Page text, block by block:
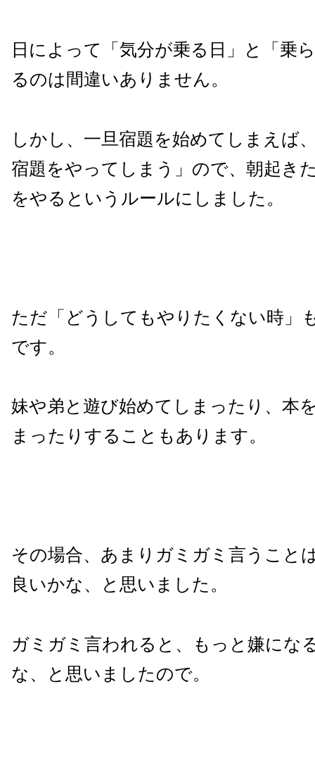
日によって「気分が乗る日」と「乗
るのは間違いありません。
しかし、一旦宿題を始めてしまえば
宿題をやってしまう」ので、朝起き
をやるというルールにしました。
ただ「どうしてもやりたくない時」
です。
妹や弟と遊び始めてしまったり、本
まったりすることもあります。
その場合、あまりガミガミ言うこと
良いかな、と思いました。
ガミガミ言われると、もっと嫌にな
な、と思いましたので。